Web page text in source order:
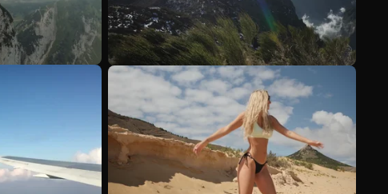
Mehr anzeigen